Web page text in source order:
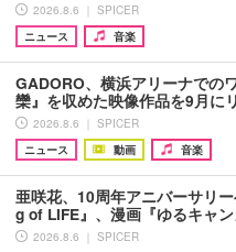
2026.8.6 ｜ SPICER
ニュース
音楽
GADORO、横浜アリーナでの
欒』を収めた映像作品を9月
2026.8.6 ｜ SPICER
ニュース
動画 音楽
亜咲花、10周年アニバーサリ
g of LIFE』、漫画『ゆるキャ
2026.8.6 ｜ SPICER